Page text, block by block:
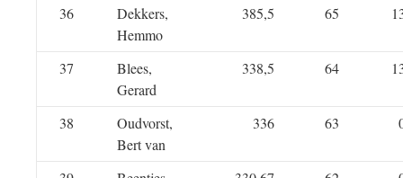
36
Dekkers,
Hemmo
385,5 65
37
Blees,
Gerard
338,5 64
38
Oudvorst,
Bert van
336 63